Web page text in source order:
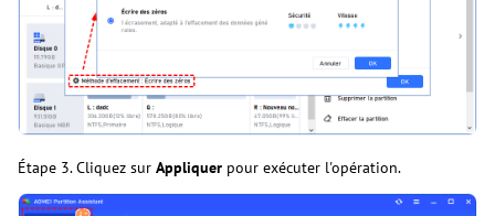
Étape 3. Cliquez sur Appliquer pour exécuter l'opération.